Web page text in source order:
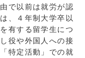
で以前は就労が認
、４年制大学卒以
有する留学生につ
役や外国人への接
特定活動」での就